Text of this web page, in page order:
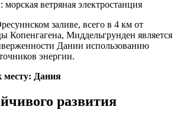
заливе, всего в 4 км от
Копенгагена, Миддельгрунден является
Дании использованию
энергии.
месту: Дания
развития